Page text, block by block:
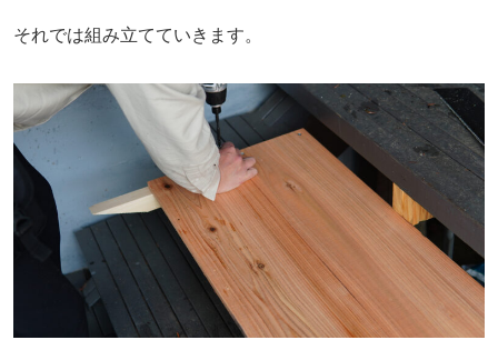
それでは組み立てていきます。